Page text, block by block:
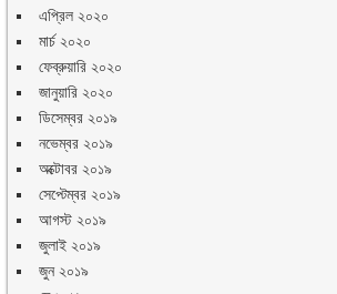
এপ্রিল ২০২০
মার্চ ২০২০
ফেব্রুয়ারি ২০২০
জানুয়ারি ২০২০
ডিসেম্বর ২০১৯
নভেম্বর ২০১৯
অক্টোবর ২০১৯
সেপ্টেম্বর ২০১৯
আগস্ট ২০১৯
জুলাই ২০১৯
জুন ২০১৯